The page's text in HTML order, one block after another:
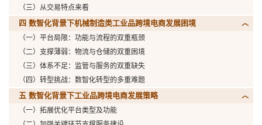
（三）从交易特点来看
四 数智化背景下机械制造类工业品跨境电商发展困境
（一）平台局限：功能与流程的双重瓶颈
（二）支撑薄弱：物流与仓储的双重困境
（三）体系不足：监管与服务的双重缺失
（四）转型挑战：数智化转型的多重难题
五 数智化背景下工业品跨境电商发展策略
（一）拓展优化平台类型及功能